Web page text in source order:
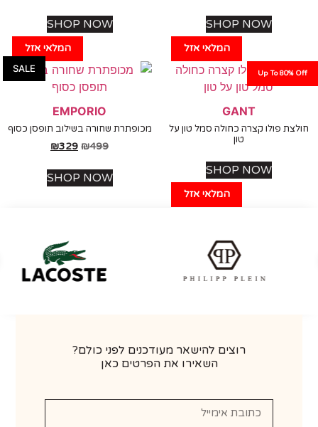
המלאי אזל
SHOP NOW
המלאי אזל
SHOP NOW
Up To
המלאי אזל
GANT
פולו קצרה כחולה סמל טון על
SHOP NOW
SALE
EMPORIO
מכופתרת שחורה בשילוב תופסן כסוף
₪
₪329
SHOP NOW
רוצים להישאר מעודכנים לפני כולם?
השאירו את הפרטים כאן